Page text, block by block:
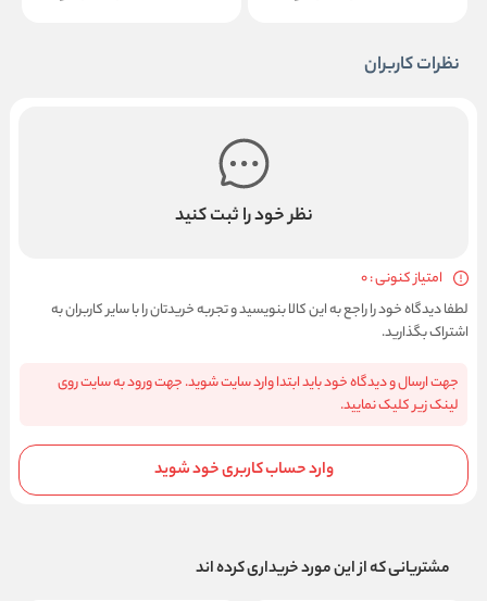
نظرات کاربران
نظر خود را ثبت کنید
امتیاز کنونی : 0
لطفا دیدگاه خود را راجع به این کالا بنویسید و تجربه خریدتان را با سایر کاربران به
اشتراک بگذارید.
جهت ارسال و دیدگاه خود باید ابتدا وارد سایت شوید. جهت ورود به سایت روی
لینک زیر کلیک نمایید.
وارد حساب کاربری خود شوید
مشتریانی که از این مورد خریداری کرده اند